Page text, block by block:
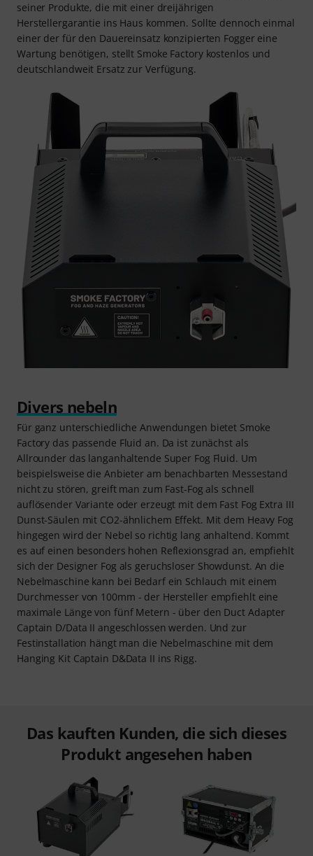
seiner Produkte, die mit einer dreijährigen
Herstellergarantie ins Haus kommen. Sollte dennoch einmal
einer der für den Dauereinsatz konzipierten Fogger eine
Wartung benötigen, stellt Smoke Factory kostenlos und
deutschlandweit Ersatz zur Verfügung.
Divers nebeln
Für ganz unterschiedliche Anwendungen bietet Smoke
Factory das passende Fluid an. Da ist zunächst als
Allrounder das langanhaltende Super Fog Fluid. Um
beispielsweise die Anbieter am benachbarten Messestand
nicht zu stören, greift man zum Fast-Fog als schnell
auflösender Variante oder erzeugt mit dem Fast Fog Extra III
Dunst-Säulen mit CO2-ähnlichem Effekt. Mit dem Heavy Fog
hingegen wird der Nebel so richtig lang anhaltend. Kommt
es auf einen besonders hohen Reflexionsgrad an, empfiehlt
sich der Designer Fog als geruchsloser Showdunst. An die
Nebelmaschine kann bei Bedarf ein Schlauch mit einem
Durchmesser von 100mm - der Hersteller empfiehlt eine
maximale Länge von fünf Metern - über den Duct Adapter
Captain D/Data II angeschlossen werden. Und zur
Festinstallation hängt man die Nebelmaschine mit dem
Hanging Kit Captain D&Data II ins Rigg.
Das kauften Kunden, die sich dieses
Produkt angesehen haben